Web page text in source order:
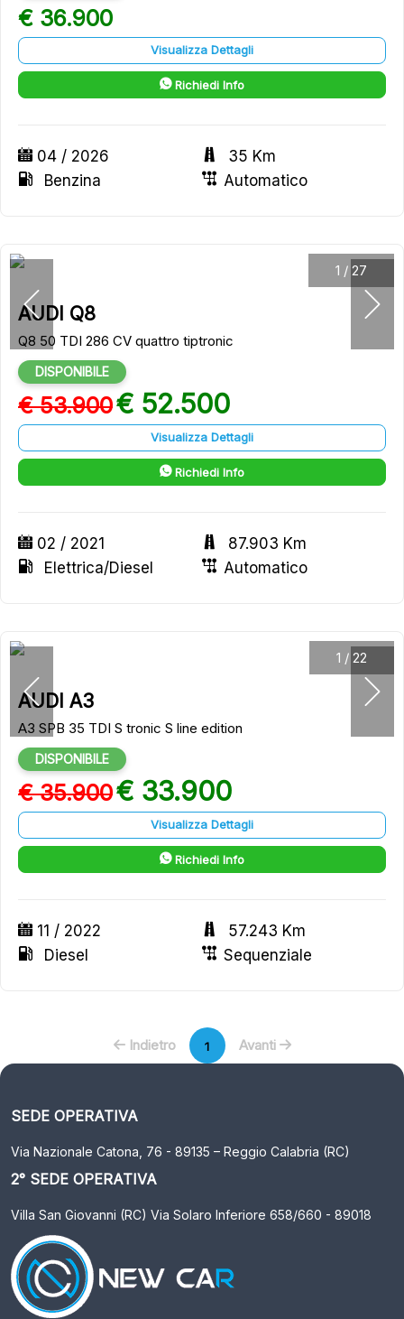
€ 36.900
Visualizza Dettagli
Richiedi Info
04 / 2026
35 Km
Benzina
Automatico
1 / 27
AUDI Q8
Q8 50 TDI 286 CV quattro tiptronic
DISPONIBILE
€ 53.900€ 52.500
Visualizza Dettagli
Richiedi Info
02 / 2021
87.903 Km
Elettrica/Diesel
Automatico
1 / 22
AUDI A3
A3 SPB 35 TDI S tronic S line edition
DISPONIBILE
€ 35.900€ 33.900
Visualizza Dettagli
Richiedi Info
11 / 2022
57.243 Km
Diesel
Sequenziale
Indietro 1 Avanti
SEDE OPERATIVA
Via Nazionale Catona, 76 - 89135 – Reggio Calabria (RC)
2° SEDE OPERATIVA
Villa San Giovanni (RC) Via Solaro Inferiore 658/660 - 89018